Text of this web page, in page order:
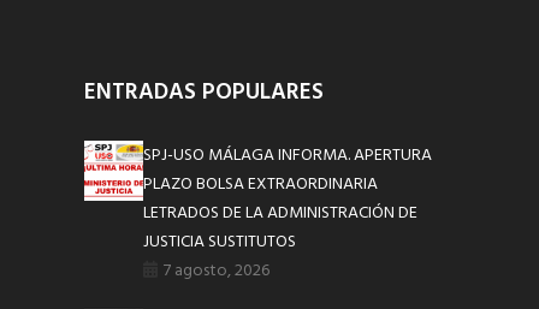
ENTRADAS POPULARES
SPJ-USO MÁLAGA INFORMA. APERTURA
PLAZO BOLSA EXTRAORDINARIA
LETRADOS DE LA ADMINISTRACIÓN DE
JUSTICIA SUSTITUTOS
7 agosto, 2026